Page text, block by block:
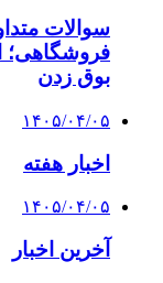
سوالات
فروشگاهی؛
بوق زدن
۱۴۰۵/۰۴/۰۵
اخبار هفته
۱۴۰۵/۰۴/۰۵
آخرین اخبار